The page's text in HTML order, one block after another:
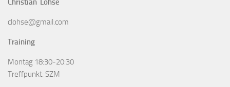
Christian Lohse
clohse@gmail.com
Training
Montag 18:30-20:30
Treffpunkt: SZM